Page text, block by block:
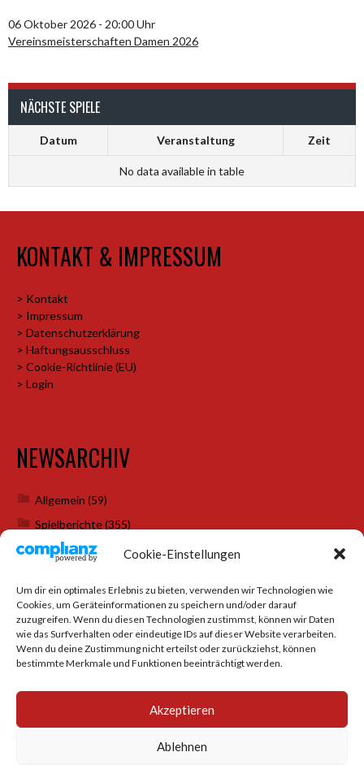
Cookie-Einstellungen
Um dir ein optimales Erlebnis zu bieten, verwenden wir Technologien wie
Cookies, um Geräteinformationen zu speichern und/oder darauf
zuzugreifen. Wenn du diesen Technologien zustimmst, können wir Daten
wie das Surfverhalten oder eindeutige IDs auf dieser Website verarbeiten.
Wenn du deine Zustimmung nicht erteilst oder zurückziehst, können
bestimmte Merkmale und Funktionen beeinträchtigt werden.
Akzeptieren
Ablehnen
06 Oktober 2026 - 20:00 Uhr
Vereinsmeisterschaften Damen 2026
NÄCHSTE SPIELE
Datum Veranstaltung Zeit
No data available in table
KONTAKT & IMPRESSUM
> Kontakt
> Impressum
> Datenschutzerklärung
> Haftungsausschluss
> Cookie-Richtlinie (EU)
> Login
NEWSARCHIV
Allgemein (59)
Spielberichte(355)
Weihnachtsfeiern(7)
SOCIAL MEDIA